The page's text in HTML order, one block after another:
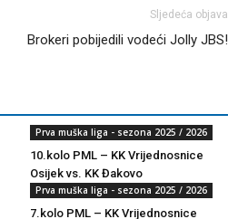
Sljedeća objava
Brokeri pobijedili vodeći Jolly JBS!
Prva muška liga - sezona 2025 / 2026
10.kolo PML – KK Vrijednosnice
Osijek vs. KK Đakovo
Prva muška liga - sezona 2025 / 2026
7.kolo PML – KK Vrijednosnice